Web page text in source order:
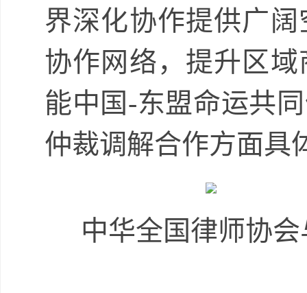
界深化协作提供广
协作网络，提升区
能中国-东盟命运共
仲裁调解合作方面具
中华全国律师协